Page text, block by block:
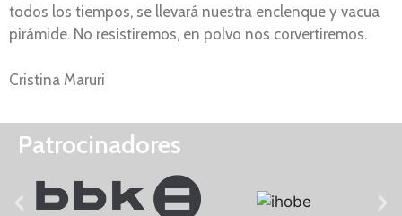
todos los tiempos, se llevará nuestra enclenque y vacua
pirámide. No resistiremos, en polvo nos corvertiremos.
Cristina Maruri
Patrocinadores